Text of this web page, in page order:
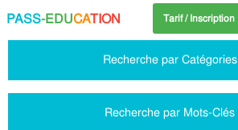
PASS-EDUCATION Tarif / Inscription
Recherche par Catégories
Recherche par Mots-Clés